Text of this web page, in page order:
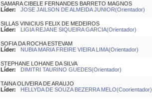
SAMARA CIBELE FERNANDES BARRETO MAGNOS
Líder:
JOSE JAILSON DE ALMEIDA JUNIOR(Orientador)
SILLAS VINICIUS FELIX DE MEDEIROS
Líder:
LIGIA REJANE SIQUEIRA GARCIA(Orientador)
SOFIA DA ROCHA ESTEVAM
Líder:
NUBIA MARIA FREIRE VIEIRA LIMA(Orientador)
STEPHANE LOHANE DA SILVA
Líder:
DIMITRI TAURINO GUEDES(Orientador)
TAINA OLIVEIRA DE ARAUJO
Líder:
HELLYDA DE SOUZA BEZERRA MELO(Coorientador)